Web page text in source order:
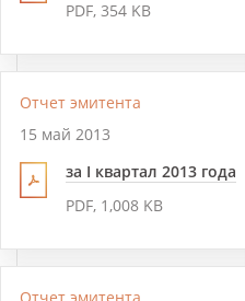
PDF, 354 KB
Отчет эмитента
15 май 2013
за I квартал 2013 года
PDF, 1,008 KB